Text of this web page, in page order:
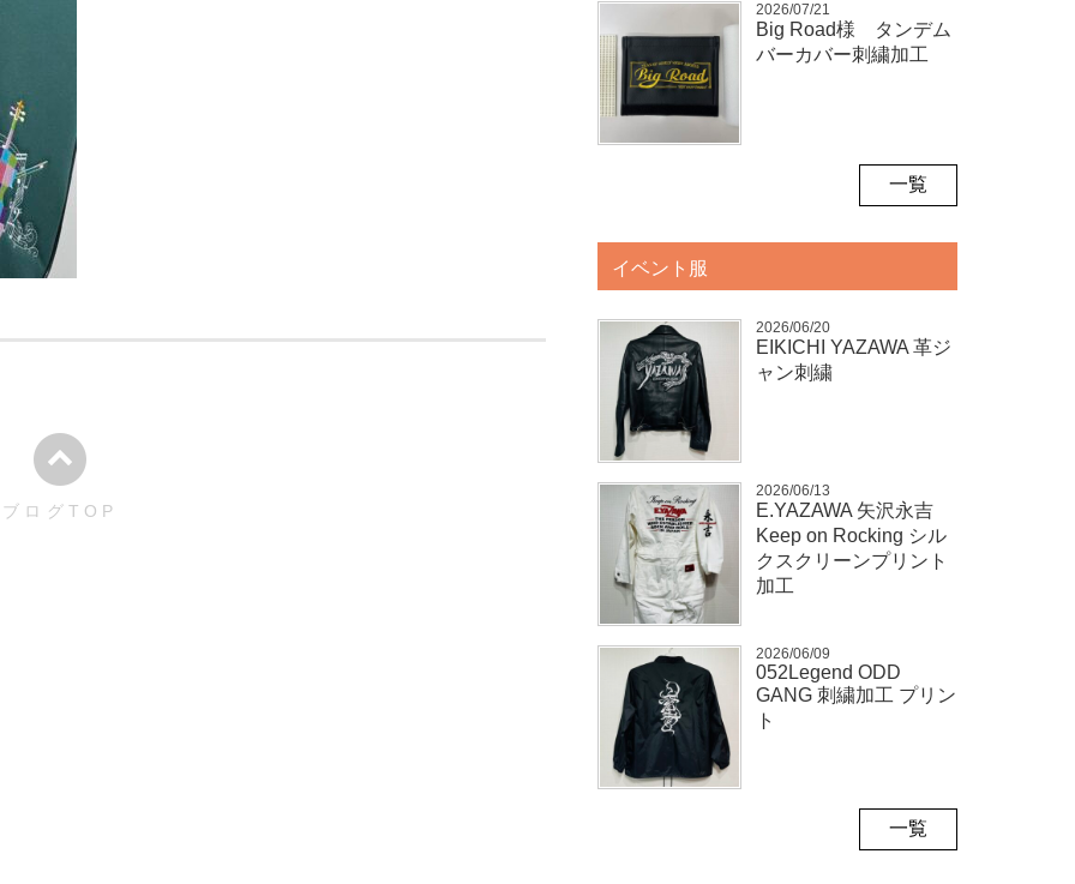
ブログTOP
2026/07/21
Big Road様 タンデム
バーカバー刺繍加工
一覧
イベント服
2026/06/20
EIKICHI YAZAWA 革ジ
ャン刺繍
2026/06/13
E.YAZAWA 矢沢永吉
Keep on Rocking シル
クスクリーンプリント
加工
2026/06/09
052Legend ODD
GANG 刺繍加工 プリン
ト
一覧